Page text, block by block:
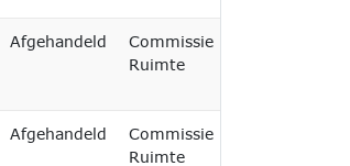
Afgehandeld
Commissie
Ruimte
Afgehandeld
Commissie
Ruimte